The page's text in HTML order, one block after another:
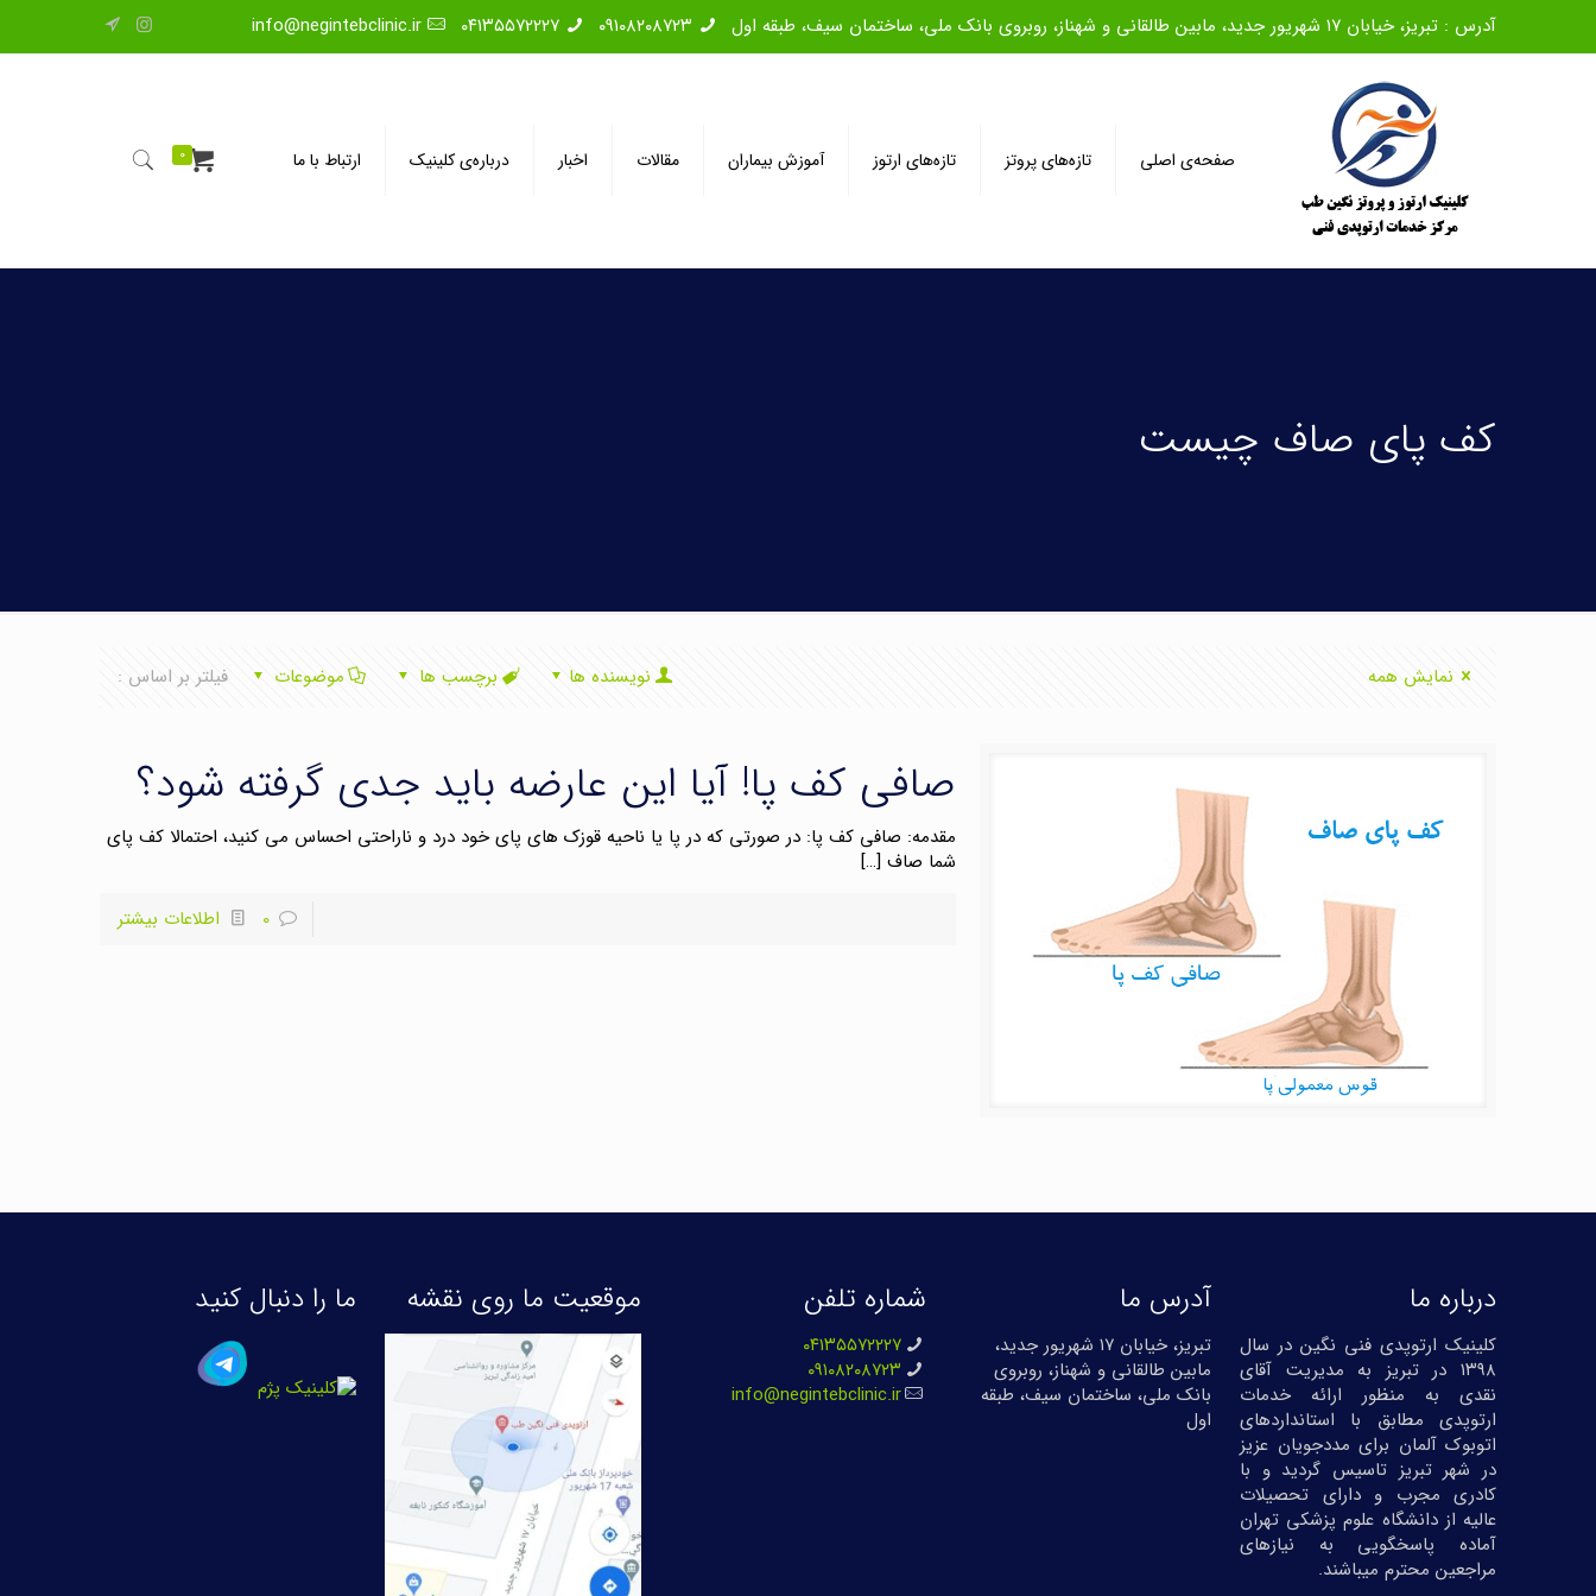
آدرس : تبریز، خیابان ۱۷ شهریور جدید، مابین طالقانی و شهناز، روبروی بانک ملی، ساختمان سیف، طبقه اول ۰۹۱۰۸۲۰۸۷۲۳ ۰۴۱۳۵۵۷۲۲۲۷ info@negintebclinic.ir
صفحه‌ی اصلی تازه‌های پروتز تازه‌های ارتوز آموزش بیماران مقالات اخبار درباره‌ی کلینیک ارتباط با ما 0
کف پای صاف چیست
فیلتر بر اساس : موضوعات برچسب ها نویسنده ها نمایش همه
صافی کف پا! آیا این عارضه باید جدی گرفته شود؟
مقدمه: صافی کف پا: در صورتی که در پا یا ناحیه قوزک های پای خود درد و ناراحتی احساس می کنید، احتمالا کف پای
شما صاف […]
0
اطلاعات بیشتر
درباره ما
کلینیک ارتوپدی فنی نگین در سال
۱۳۹۸ در تبریز به مدیریت آقای
نقدی به منظور ارائه خدمات
ارتوپدی مطابق با استانداردهای
اتوبوک آلمان برای مددجویان عزیز
در شهر تبریز تاسیس گردید و با
کادری مجرب و دارای تحصیلات
عالیه از دانشگاه علوم پزشکی تهران
آماده پاسخگویی به نیازهای
مراجعین محترم میباشند.
آدرس ما
تبریز، خیابان ۱۷ شهریور جدید،
مابین طالقانی و شهناز، روبروی
بانک ملی، ساختمان سیف، طبقه
اول
شماره تلفن
۰۴۱۳۵۵۷۲۲۲۷
۰۹۱۰۸۲۰۸۷۲۳
info@negintebclinic.ir
موقعیت ما روی نقشه ما را دنبال کنید